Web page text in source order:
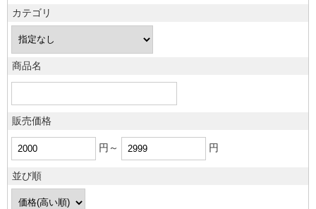
カテゴリ
商品名
販売価格
円～ 円
並び順